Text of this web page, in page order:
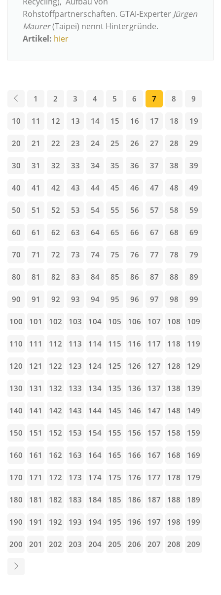
Rohstoffpartnerschaften. GTAI-Experter Jürgen
Maurer(Taipei) nennt Hintergründe.
Artikel: hier
1 2 3 4 5 6 7 8 9
10 11 12 13 14 15 16 17 18 19
20 21 22 23 24 25 26 27 28 29
30 31 32 33 34 35 36 37 38 39
40 41 42 43 44 45 46 47 48 49
50 51 52 53 54 55 56 57 58 59
60 61 62 63 64 65 66 67 68 69
70 71 72 73 74 75 76 77 78 79
80 81 82 83 84 85 86 87 88 89
90 91 92 93 94 95 96 97 98 99
100 101 102 103 104 105 106 107 108 109
110 111 112 113 114 115 116 117 118 119
120 121 122 123 124 125 126 127 128 129
130 131 132 133 134 135 136 137 138 139
140 141 142 143 144 145 146 147 148 149
150 151 152 153 154 155 156 157 158 159
160 161 162 163 164 165 166 167 168 169
170 171 172 173 174 175 176 177 178 179
180 181 182 183 184 185 186 187 188 189
190 191 192 193 194 195 196 197 198 199
200 201 202 203 204 205 206 207 208 209